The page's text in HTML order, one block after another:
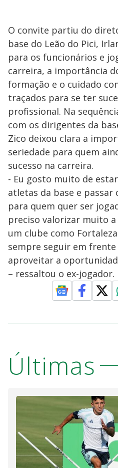
O convite partiu do
base do Leão do Pici,
para os funcionários e
carreira, a importância
formação e o cuidado
traçados para se ter
profissional. Na
com os dirigentes da
Zico deixou clara a
seriedade para quem
sucesso na carreira.
- Eu gosto muito de
atletas da base e
para quem quer ser
preciso valorizar muito
um clube como
sempre seguir em
aproveitar a
– ressaltou o ex-jogador.
Últimas